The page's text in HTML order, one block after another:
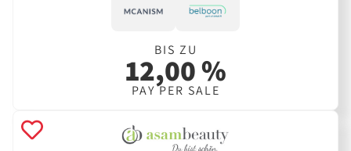
BIS ZU
12,00 %
PAY PER SALE